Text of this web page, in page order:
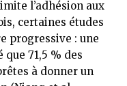
l’adhésion aux
certaines études
progressive : une
71,5 % des
à donner un